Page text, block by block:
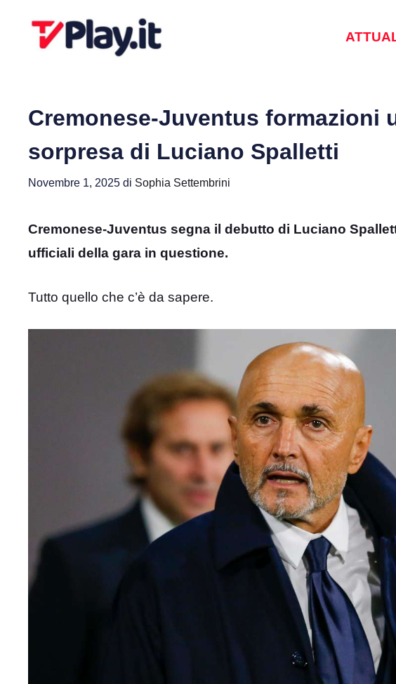
Cremonese-Juventus formazioni
sorpresa di Luciano Spalletti
Novembre 1, 2025 di Sophia Settembrini
Cremonese-Juventus segna il debutto di Luciano
ufficiali della gara in questione.
Tutto quello che c’è da sapere.